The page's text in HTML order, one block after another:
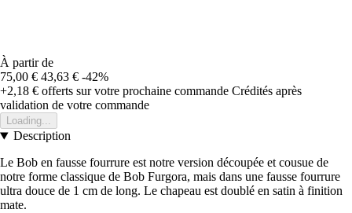
À partir de
75,00 € 43,63 € -42%
+2,18 € offerts sur votre prochaine commande Crédités après
validation de votre commande
Loading...
Description
Le Bob en fausse fourrure est notre version découpée et cousue de
notre forme classique de Bob Furgora, mais dans une fausse fourrure
ultra douce de 1 cm de long. Le chapeau est doublé en satin à finition
mate.